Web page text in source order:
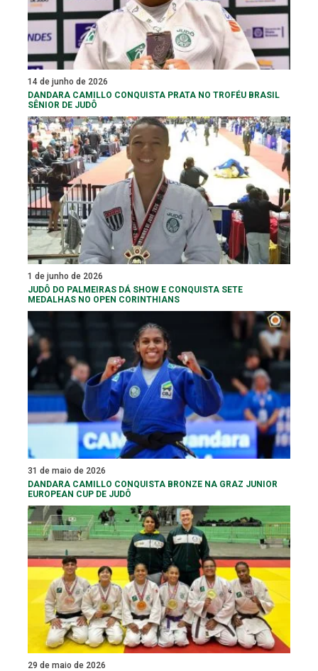
14 de junho de 2026
DANDARA CAMILLO CONQUISTA PRATA NO TROFÉU BRASIL
SÊNIOR DE JUDÔ
1 de junho de 2026
JUDÔ DO PALMEIRAS DÁ SHOW E CONQUISTA SETE
MEDALHAS NO OPEN CORINTHIANS
31 de maio de 2026
DANDARA CAMILLO CONQUISTA BRONZE NA GRAZ JUNIOR
EUROPEAN CUP DE JUDÔ
29 de maio de 2026